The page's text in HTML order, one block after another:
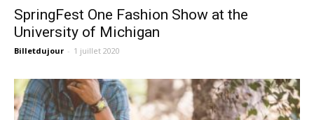
SpringFest One Fashion Show at the
University of Michigan
Billetdujour - 1 juillet 2020